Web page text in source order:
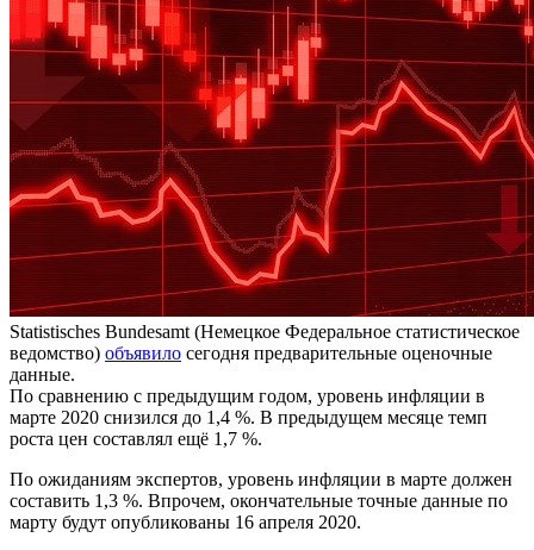
Statistisches Bundesamt (Немецкое Федеральное статистическое
ведомство) объявило сегодня предварительные оценочные
данные.
По сравнению с предыдущим годом, уровень инфляции в
марте 2020 снизился до 1,4 %. В предыдущем месяце темп
роста цен составлял ещё 1,7 %.
По ожиданиям экспертов, уровень инфляции в марте должен
составить 1,3 %. Впрочем, окончательные точные данные по
марту будут опубликованы 16 апреля 2020.